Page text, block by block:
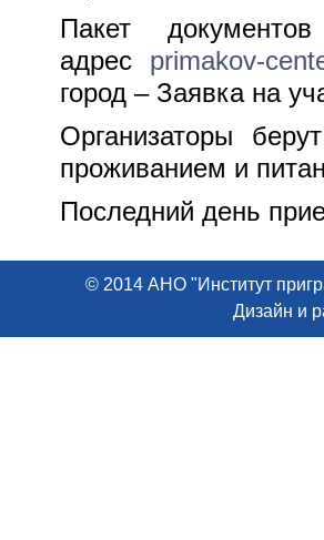
Пакет
адрес primakov-
город – Заявка на
Организаторы
проживанием и
Последний день
© 2014 АНО "Институт
Дизайн и